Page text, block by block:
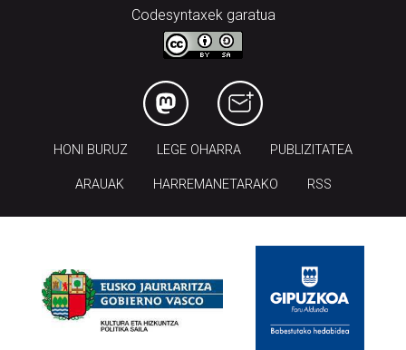
Codesyntaxek garatua
HONI BURUZ LEGE OHARRA PUBLIZITATEA
ARAUAK HARREMANETARAKO RSS